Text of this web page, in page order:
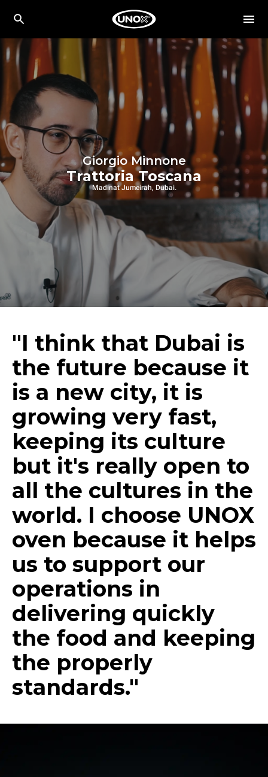
Giorgio Minnone
Trattoria Toscana
Madinat Jumeirah, Dubai.
"I think that Dubai is
the future because it
is a new city, it is
growing very fast,
keeping its culture
but it's really open to
all the cultures in the
world. I choose UNOX
oven because it helps
us to support our
operations in
delivering quickly
the food and keeping
the properly
standards."